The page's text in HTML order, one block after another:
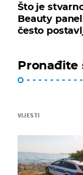
Što je
Beauty
često
Pronađite
VIJESTI